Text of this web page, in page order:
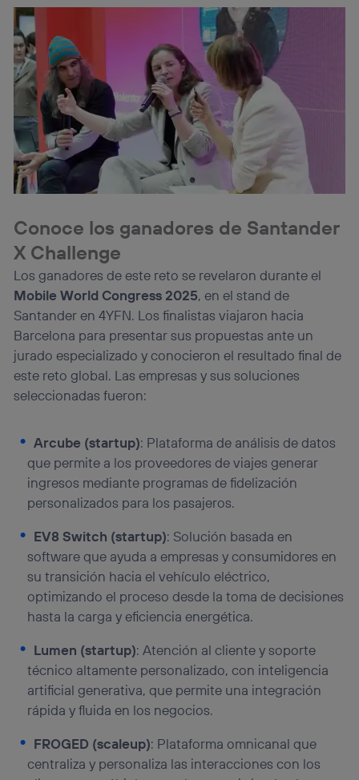
Conoce los ganadores de Santander
X Challenge
Los ganadores de este reto se revelaron durante el
Mobile World Congress 2025, en el stand de
Santander en 4YFN. Los finalistas viajaron hacia
Barcelona para presentar sus propuestas ante un
jurado especializado y conocieron el resultado final de
este reto global. Las empresas y sus soluciones
seleccionadas fueron:
Arcube (startup): Plataforma de análisis de datos
que permite a los proveedores de viajes generar
ingresos mediante programas de fidelización
personalizados para los pasajeros.
EV8 Switch (startup): Solución basada en
software que ayuda a empresas y consumidores en
su transición hacia el vehículo eléctrico,
optimizando el proceso desde la toma de decisiones
hasta la carga y eficiencia energética.
Lumen (startup): Atención al cliente y soporte
técnico altamente personalizado, con inteligencia
artificial generativa, que permite una integración
rápida y fluida en los negocios.
FROGED (scaleup): Plataforma omnicanal que
centraliza y personaliza las interacciones con los